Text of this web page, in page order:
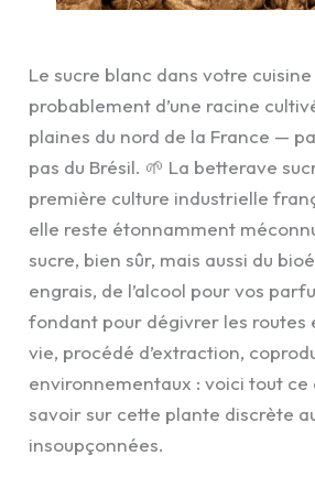
Le sucre blanc dans votre
probablement d’une racine
plaines du nord de la France —
pas du Brésil. 🌱 La betterave
première culture industrielle
elle reste étonnamment
sucre, bien sûr, mais aussi du
engrais, de l’alcool pour vos
fondant pour dégivrer les routes
vie, procédé d’extraction,
environnementaux : voici tout ce
savoir sur cette plante discrète
insoupçonnées.